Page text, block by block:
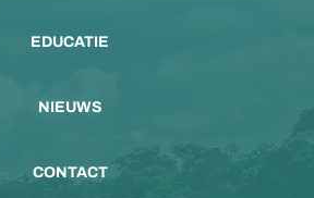
EDUCATIE
NIEUWS
CONTACT